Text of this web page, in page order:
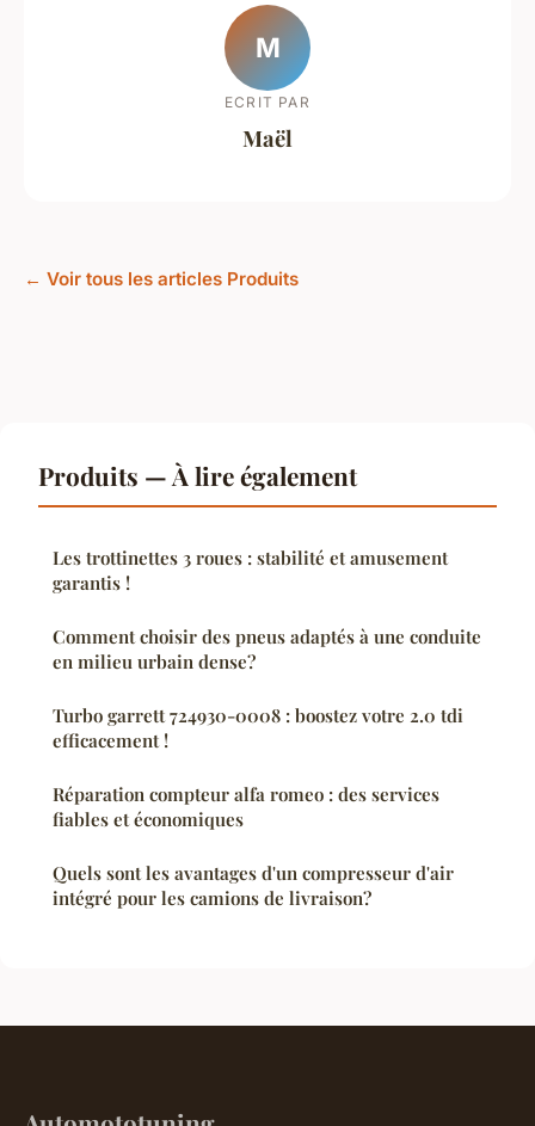
M
ECRIT PAR
Maël
← Voir tous les articles Produits
Produits — À lire également
Les trottinettes 3 roues : stabilité et amusement
garantis !
Comment choisir des pneus adaptés à une conduite
en milieu urbain dense?
Turbo garrett 724930-0008 : boostez votre 2.0 tdi
efficacement !
Réparation compteur alfa romeo : des services
fiables et économiques
Quels sont les avantages d'un compresseur d'air
intégré pour les camions de livraison?